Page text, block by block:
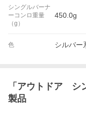
シングルバーナ
ーコンロ重量
（g）
450.0g
色 シルバー
「 アウトドア シ
製品